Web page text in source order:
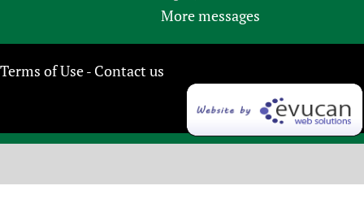
More messages
Terms of Use- Contact us